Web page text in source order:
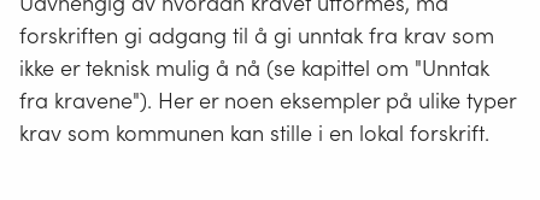
forskriften gi adgang til å gi unntak fra krav som
ikke er teknisk mulig å nå (se kapittel om "Unntak
fra kravene"). Her er noen eksempler på ulike typer
krav som kommunen kan stille i en lokal forskrift.